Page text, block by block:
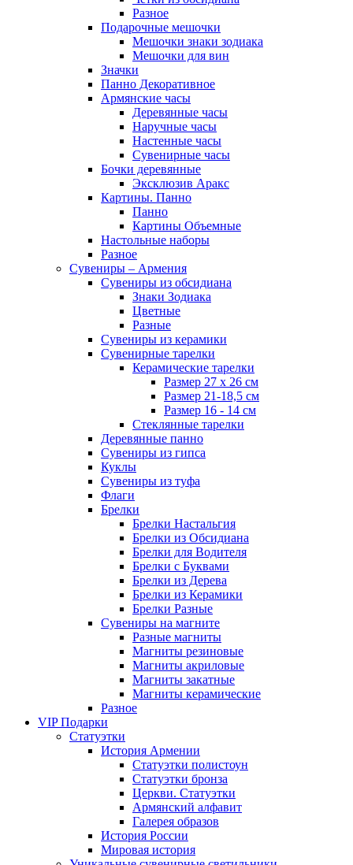
Разное
Подарочные мешочки
Мешочки знаки зодиака
Мешочки для вин
Значки
Панно Декоративное
Армянские часы
Деревянные часы
Наручные часы
Настенные часы
Сувенирные часы
Бочки деревянные
Эксклюзив Аракс
Картины. Панно
Панно
Картины Объемные
Настольные наборы
Разное
Сувениры – Армения
Сувениры из обсидиана
Знаки Зодиака
Цветные
Разные
Сувениры из керамики
Сувенирные тарелки
Керамические тарелки
Размер 27 х 26 см
Размер 21-18,5 см
Размер 16 - 14 см
Стеклянные тарелки
Деревянные панно
Сувениры из гипса
Куклы
Сувениры из туфа
Флаги
Брелки
Брелки Настальгия
Брелки из Обсидиана
Брелки для Водителя
Брелки с Буквами
Брелки из Дерева
Брелки из Керамики
Брелки Разные
Сувениры на магните
Разные магниты
Магниты резиновые
Магниты акриловые
Магниты закатные
Магниты керамические
Разное
VIP Подарки
Статуэтки
История Армении
Статуэтки полистоун
Статуэтки бронза
Церкви. Статуэтки
Армянский алфавит
Галерея образов
История России
Мировая история